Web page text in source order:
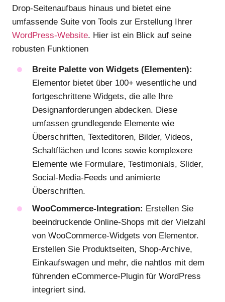
Drop-Seitenaufbaus hinaus und bietet eine
umfassende Suite von Tools zur Erstellung Ihrer
WordPress-Website. Hier ist ein Blick auf seine
robusten Funktionen
Breite Palette von Widgets (Elementen):
Elementor bietet über 100+ wesentliche und
fortgeschrittene Widgets, die alle Ihre
Designanforderungen abdecken. Diese
umfassen grundlegende Elemente wie
Überschriften, Texteditoren, Bilder, Videos,
Schaltflächen und Icons sowie komplexere
Elemente wie Formulare, Testimonials, Slider,
Social-Media-Feeds und animierte
Überschriften.
WooCommerce-Integration: Erstellen Sie
beeindruckende Online-Shops mit der Vielzahl
von WooCommerce-Widgets von Elementor.
Erstellen Sie Produktseiten, Shop-Archive,
Einkaufswagen und mehr, die nahtlos mit dem
führenden eCommerce-Plugin für WordPress
integriert sind.